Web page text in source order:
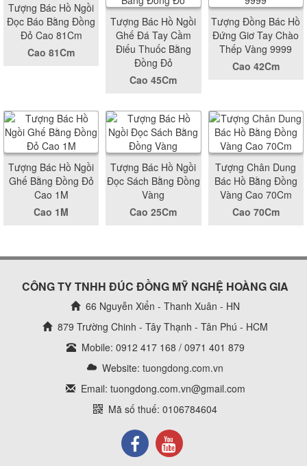
Tượng Bác Hồ Ngồi
Đọc Báo Bằng Đồng
Đỏ Cao 81Cm
Cao 81Cm
Tượng Bác Hồ Ngồi
Ghế Đá Tay Cầm
Điếu Thuốc Bằng
Đồng Đỏ
Cao 45Cm
Tượng Đồng Bác Hồ
Đứng Giơ Tay Chào
Thếp Vàng 9999
Cao 42Cm
Tượng Bác Hồ Ngồi
Ghế Bằng Đồng Đỏ
Cao 1M
Cao 1M
Tượng Bác Hồ Ngồi
Đọc Sách Bằng Đồng
Vàng
Cao 25Cm
Tượng Chân Dung
Bác Hồ Bằng Đồng
Vàng Cao 70Cm
Cao 70Cm
CÔNG TY TNHH ĐÚC ĐỒNG MỸ NGHỆ HOÀNG GIA
66 Nguyễn Xiển - Thanh Xuân - HN
879 Trường Chinh - Tây Thạnh - Tân Phú - HCM
Mobile: 0912 417 168 / 0971 401 879
Website: tuongdong.com.vn
Email: tuongdong.com.vn@gmail.com
Mã số thuế: 0106784604